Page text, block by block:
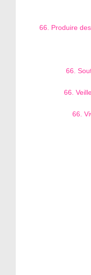
66. Produire
66.
66.
66.